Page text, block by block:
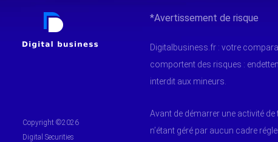
Copyright ©2026
Digital Securities
*Avertissement de risque
Digitalbusiness.fr : votre
comportent des risques :
interdit aux mineurs.
Avant de démarrer une activité
n’étant géré par aucun cadre